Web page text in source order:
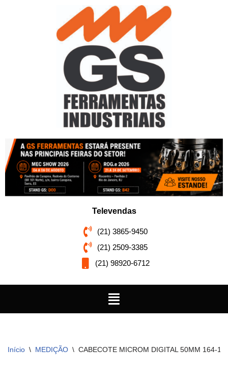
Televendas
(21) 3865-9450
(21) 2509-3385
(21) 98920-6712
Início \ MEDIÇÃO \ CABECOTE MICROM DIGITAL 50MM 164-